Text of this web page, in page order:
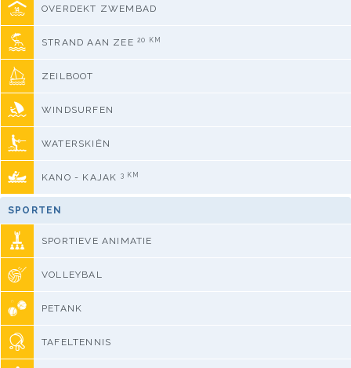
OVERDEKT ZWEMBAD
STRAND AAN ZEE 20 KM
ZEILBOOT
WINDSURFEN
WATERSKIËN
KANO - KAJAK 3 KM
SPORTEN
SPORTIEVE ANIMATIE
VOLLEYBAL
PETANK
TAFELTENNIS